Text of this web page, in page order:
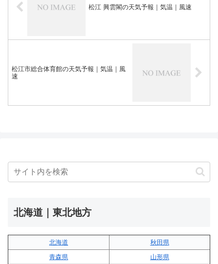
松江 興雲閣の天気予報｜気温｜風速
松江市総合体育館の天気予報｜気温｜風
速
北海道｜東北地方
北海道
秋田県
青森県
山形県